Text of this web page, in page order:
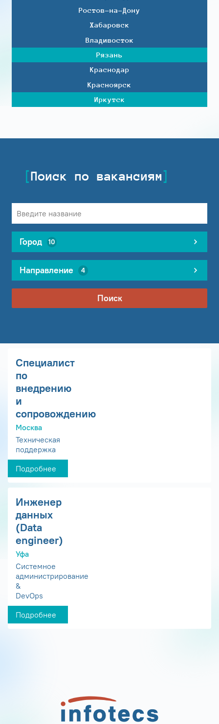
Ростов-на-Дону
Хабаровск
Владивосток
Рязань
Краснодар
Красноярск
Иркутск
Поиск по вакансиям
Город 10
Направление 4
Поиск
Специалист
по
внедрению
и
сопровождению
Москва
Техническая
поддержка
Подробнее
Инженер
данных
(Data
engineer)
Уфа
Системное
администрирование
&
DevOps
Подробнее